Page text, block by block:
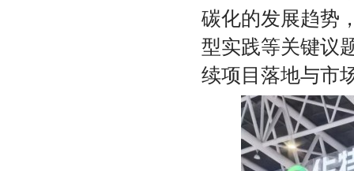
碳化的发展趋势
型实践等关键议
续项目落地与市